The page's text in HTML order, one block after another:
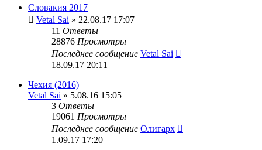
Словакия 2017
Vetal Sai » 22.08.17 17:07
11 Ответы
28876 Просмотры
Последнее сообщение Vetal Sai
18.09.17 20:11
Чехия (2016)
Vetal Sai » 5.08.16 15:05
3 Ответы
19061 Просмотры
Последнее сообщение Олигарх
1.09.17 17:20